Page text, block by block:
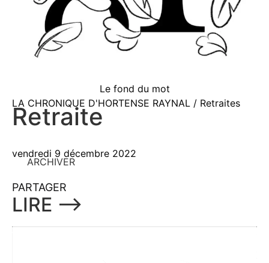
Le fond du mot
LA CHRONIQUE D'HORTENSE RAYNAL / Retraites
Retraite
vendredi 9 décembre 2022
ARCHIVER
PARTAGER
LIRE ⟶